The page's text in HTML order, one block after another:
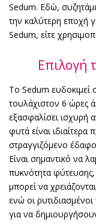
Sedum. Εδώ,
την καλύτερη εποχή
Sedum, είτε
Επιλογή
Το Sedum ευδοκιμεί
τουλάχιστον 6 ώρες
εξασφαλίσει ισχυρή
φυτά είναι
στραγγιζόμενο
Είναι σημαντικό να
πυκνότητα φύτευσης,
μπορεί να
ενώ οι
για να